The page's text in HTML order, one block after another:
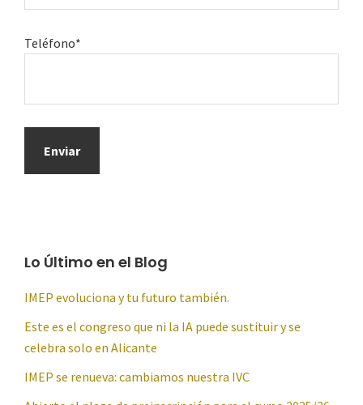
Teléfono*
Lo Último en el Blog
IMEP evoluciona y tu futuro también.
Este es el congreso que ni la IA puede sustituir y se
celebra solo en Alicante
IMEP se renueva: cambiamos nuestra IVC